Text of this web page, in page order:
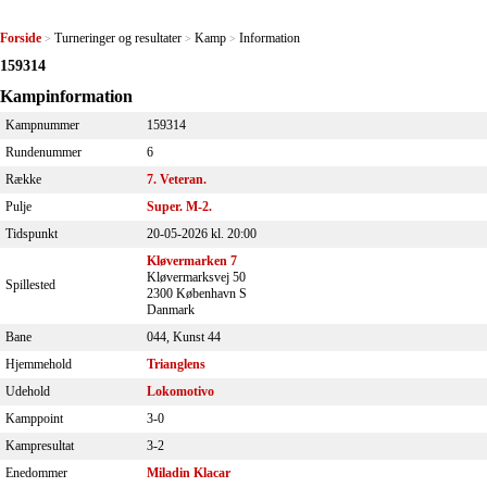
Forside > Turneringer og resultater > Kamp > Information
159314
Kampinformation
Kampnummer
159314
Rundenummer
6
Række
7. Veteran.
Pulje
Super. M-2.
Tidspunkt
20-05-2026 kl. 20:00
Spillested
Kløvermarken 7
Kløvermarksvej 50
2300 København S
Danmark
Bane
044, Kunst 44
Hjemmehold
Trianglens
Udehold
Lokomotivo
Kamppoint
3-0
Kampresultat
3-2
Enedommer
Miladin Klacar